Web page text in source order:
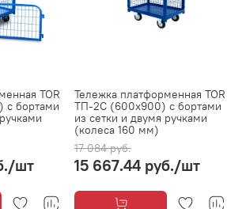
TOR
с бортами
/шт
Тележка платформенная TOR
ТП-2С (600х900) с бортами
из сетки и двумя ручками
(колеса 160 мм)
17 084 руб.
15 667.44 руб./шт